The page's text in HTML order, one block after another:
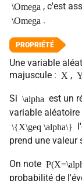
\Omega , c'est
\Omega .
Une variable
majuscule : X ,
Si \alpha est un
variable aléatoire
\{X\geq \alpha\}
prend une valeur
On note
probabilité de